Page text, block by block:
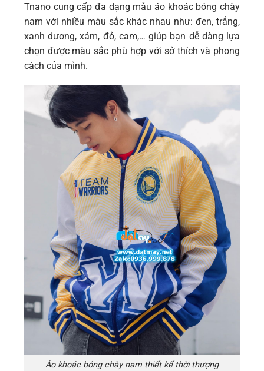
Tnano cung cấp đa dạng mẫu áo khoác bóng chày
nam với nhiều màu sắc khác nhau như: đen, trắng,
xanh dương, xám, đỏ, cam,… giúp bạn dễ dàng lựa
chọn được màu sắc phù hợp với sở thích và phong
cách của mình.
Áo khoác bóng chày nam thiết kế thời thượng